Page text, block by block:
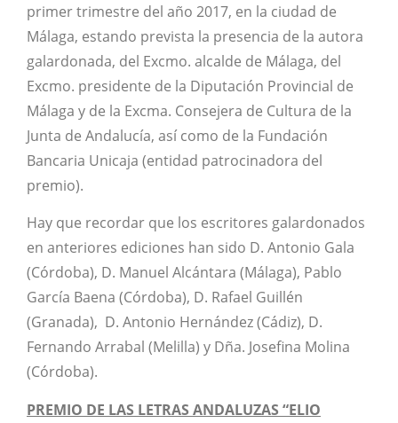
primer trimestre del año 2017, en la ciudad de
Málaga, estando prevista la presencia de la autora
galardonada, del Excmo. alcalde de Málaga, del
Excmo. presidente de la Diputación Provincial de
Málaga y de la Excma. Consejera de Cultura de la
Junta de Andalucía, así como de la Fundación
Bancaria Unicaja (entidad patrocinadora del
premio).
Hay que recordar que los escritores galardonados
en anteriores ediciones han sido D. Antonio Gala
(Córdoba), D. Manuel Alcántara (Málaga), Pablo
García Baena (Córdoba), D. Rafael Guillén
(Granada), D. Antonio Hernández (Cádiz), D.
Fernando Arrabal (Melilla) y Dña. Josefina Molina
(Córdoba).
PREMIO DE LAS LETRAS ANDALUZAS “ELIO